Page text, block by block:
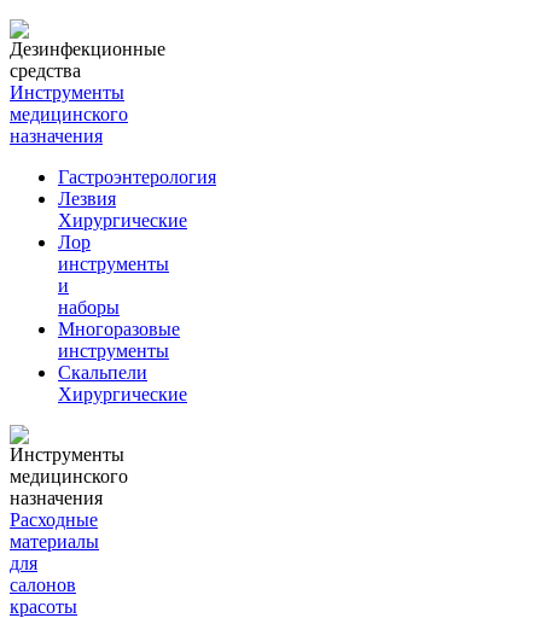
Инструменты
медицинского
назначения
Гастроэнтерология
Лезвия
Хирургические
Лор
инструменты
и
наборы
Многоразовые
инструменты
Скальпели
Хирургические
Расходные
материалы
для
салонов
красоты